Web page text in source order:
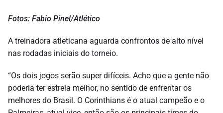
Fotos: Fabio Pinel/Atlético
A treinadora atleticana aguarda confrontos de alto nível
nas rodadas iniciais do torneio.
“Os dois jogos serão super difíceis. Acho que a gente não
poderia ter estreia melhor, no sentido de enfrentar os
melhores do Brasil. O Corinthians é o atual campeão e o